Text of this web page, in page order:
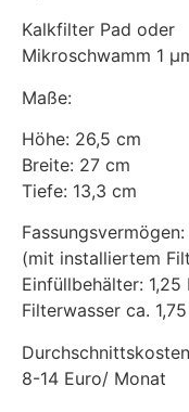
Kalkfilter Pad oder
Mikroschwamm 1
Maße:
Höhe: 26,5 cm
Breite: 27 cm
Tiefe: 13,3 cm
Fassungsvermögen:
(mit installiertem
Einfüllbehälter: 1,25
Filterwasser ca.
8-14 Euro/ Monat